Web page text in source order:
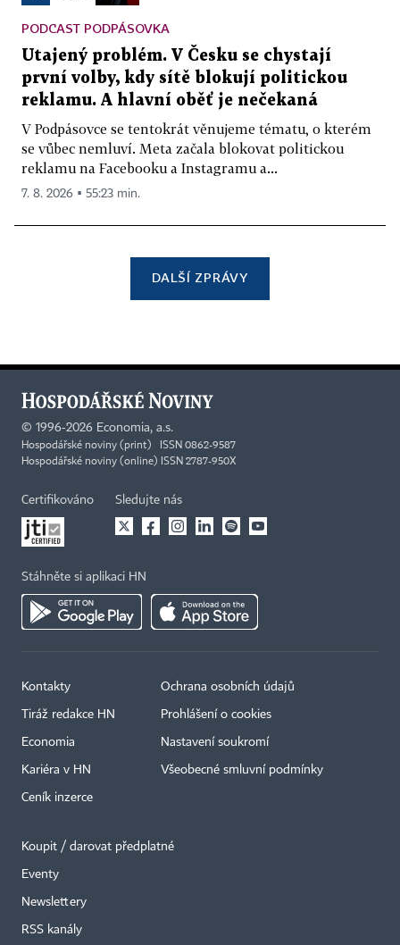
PODCAST PODPÁSOVKA
Utajený problém. V Česku se chystají
první volby, kdy sítě blokují politickou
reklamu. A hlavní oběť je nečekaná
V Podpásovce se tentokrát věnujeme tématu, o kterém
se vůbec nemluví. Meta začala blokovat politickou
reklamu na Facebooku a Instagramu a...
7. 8. 2026 ▪ 55:23 min.
DALŠÍ ZPRÁVY
© 1996-2026 Economia, a.s.
Hospodářské noviny (print) ISSN 0862-9587
Hospodářské noviny (online) ISSN 2787-950X
Certifikováno Sledujte nás
Stáhněte si aplikaci HN
Kontakty
Tiráž redakce HN
Economia
Kariéra v HN
Ceník inzerce
Ochrana osobních údajů
Prohlášení o cookies
Nastavení soukromí
Všeobecné smluvní podmínky
Koupit / darovat předplatné
Eventy
Newslettery
RSS kanály